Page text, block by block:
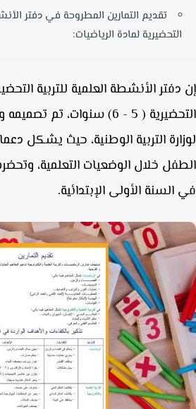
تقديم التمارين المطروحة في دفتر الأنشطة
التحضيرية لمادة الرياضيات:
الأنشطة العلمية للتربية
التحضيرية ( 5 - 6) سنوات، تم
التربية الوطنية، حيث يشكل دعما
خلال الوضعيات التعلمية، وتحضره
الأولى الإبتدائية.